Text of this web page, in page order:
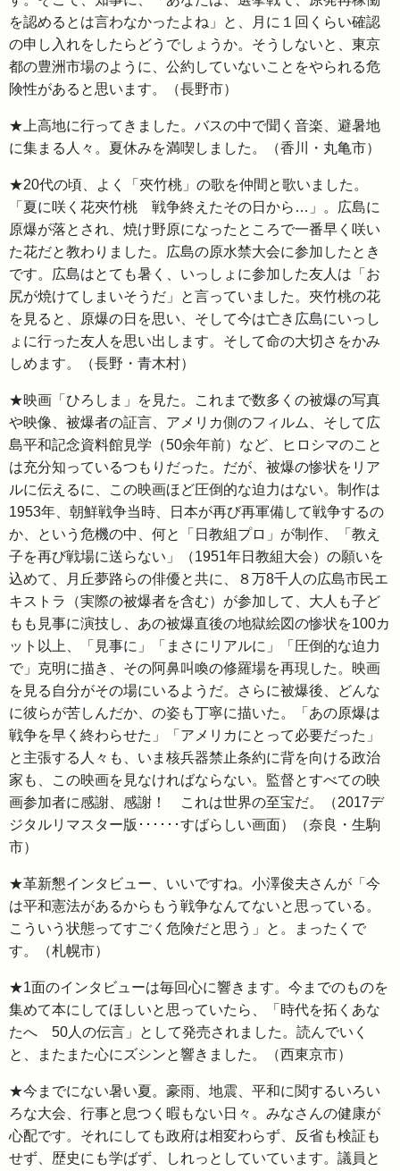
を認めるとは言わなかったよね」と、月に１回くらい確認
の申し入れをしたらどうでしょうか。そうしないと、東京
都の豊洲市場のように、公約していないことをやられる危
険性があると思います。（長野市）
★上高地に行ってきました。バスの中で聞く音楽、避暑地
に集まる人々。夏休みを満喫しました。（香川・丸亀市）
★20代の頃、よく「夾竹桃」の歌を仲間と歌いました。
「夏に咲く花夾竹桃 戦争終えたその日から…」。広島に
原爆が落とされ、焼け野原になったところで一番早く咲い
た花だと教わりました。広島の原水禁大会に参加したとき
です。広島はとても暑く、いっしょに参加した友人は「お
尻が焼けてしまいそうだ」と言っていました。夾竹桃の花
を見ると、原爆の日を思い、そして今は亡き広島にいっし
ょに行った友人を思い出します。そして命の大切さをかみ
しめます。（長野・青木村）
★映画「ひろしま」を見た。これまで数多くの被爆の写真
や映像、被爆者の証言、アメリカ側のフィルム、そして広
島平和記念資料館見学（50余年前）など、ヒロシマのこと
は充分知っているつもりだった。だが、被爆の惨状をリア
ルに伝えるに、この映画ほど圧倒的な迫力はない。制作は
1953年、朝鮮戦争当時、日本が再び再軍備して戦争するの
か、という危機の中、何と「日教組プロ」が制作、「教え
子を再び戦場に送らない」（1951年日教組大会）の願いを
込めて、月丘夢路らの俳優と共に、８万8千人の広島市民エ
キストラ（実際の被爆者を含む）が参加して、大人も子ど
もも見事に演技し、あの被爆直後の地獄絵図の惨状を100カ
ット以上、「見事に」「まさにリアルに」「圧倒的な迫力
で」克明に描き、その阿鼻叫喚の修羅場を再現した。映画
を見る自分がその場にいるようだ。さらに被爆後、どんな
に彼らが苦しんだか、の姿も丁寧に描いた。「あの原爆は
戦争を早く終わらせた」「アメリカにとって必要だった」
と主張する人々も、いま核兵器禁止条約に背を向ける政治
家も、この映画を見なければならない。監督とすべての映
画参加者に感謝、感謝！ これは世界の至宝だ。（2017デ
ジタルリマスター版･･････すばらしい画面）（奈良・生駒
市）
★革新懇インタビュー、いいですね。小澤俊夫さんが「今
は平和憲法があるからもう戦争なんてないと思っている。
こういう状態ってすごく危険だと思う」と。まったくで
す。（札幌市）
★1面のインタビューは毎回心に響きます。今までのものを
集めて本にしてほしいと思っていたら、「時代を拓くあな
たへ 50人の伝言」として発売されました。読んでいく
と、またまた心にズシンと響きました。（西東京市）
★今までにない暑い夏。豪雨、地震、平和に関するいろい
ろな大会、行事と息つく暇もない日々。みなさんの健康が
心配です。それにしても政府は相変わらず、反省も検証も
せず、歴史にも学ばず、しれっとしていています。議員と